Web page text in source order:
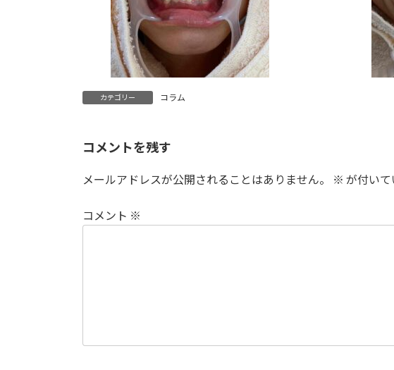
カテゴリー コラム
コメントを残す
メールアドレスが公開されることはありません。 ※ が付い
コメント ※